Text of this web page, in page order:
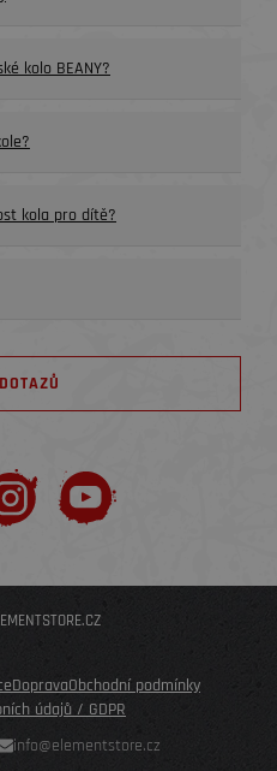
kolo BEANY?
kola pro dítě?
DopravaObchodní podmínky
údajů / GDPR
info@elementstore.cz